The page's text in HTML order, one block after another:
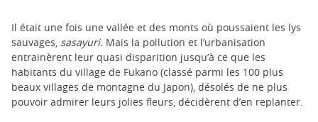
Il était une fois une vallée et des monts où poussaient les lys
sauvages, sasayuri. Mais la pollution et l’urbanisation
entrainèrent leur quasi disparition jusqu’à ce que les
habitants du village de Fukano (classé parmi les 100 plus
beaux villages de montagne du Japon), désolés de ne plus
pouvoir admirer leurs jolies fleurs, décidèrent d’en replanter.